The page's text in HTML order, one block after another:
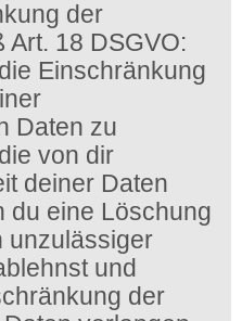
der
Art. 18 DSGVO:
Einschränkung
Daten zu
von dir
deiner Daten
du eine Löschung
unzulässiger
und
der